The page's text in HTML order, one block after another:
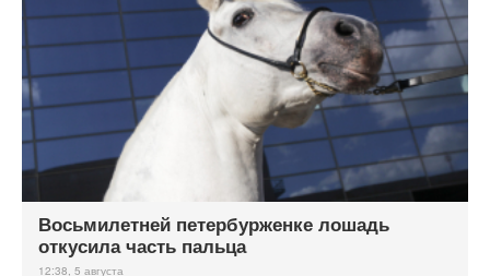
Восьмилетней петербурженке лошадь
откусила часть пальца
12:38, 5 августа